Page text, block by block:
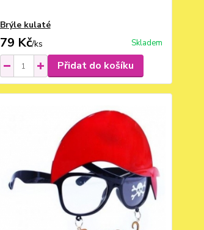
Brýle kulaté
79 Kč/ks Skladem
Přidat do košíku